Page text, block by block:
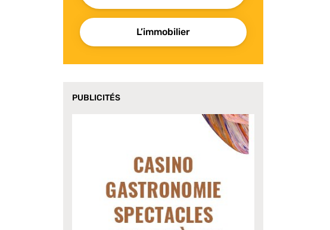
L’immobilier
PUBLICITÉS